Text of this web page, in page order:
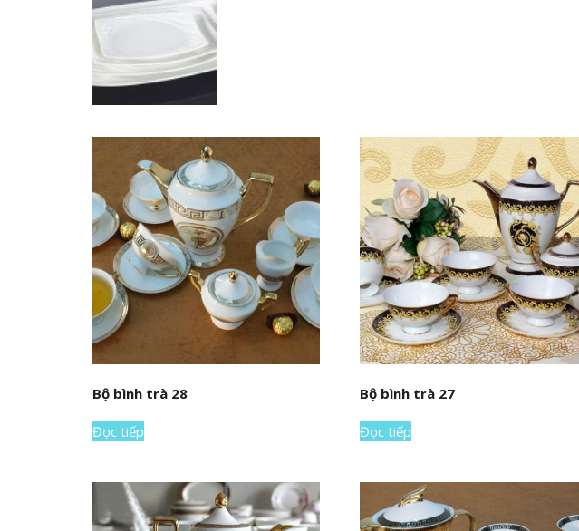
Bộ bình trà 28
Đọc tiếp
Bộ bình trà 27
Đọc tiếp